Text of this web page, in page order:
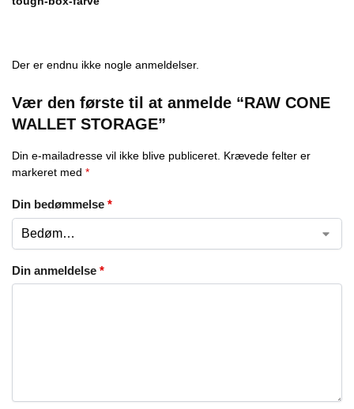
Der er endnu ikke nogle anmeldelser.
Vær den første til at anmelde “RAW CONE
WALLET STORAGE”
Din e-mailadresse vil ikke blive publiceret. Krævede felter er
markeret med *
Din bedømmelse *
Din anmeldelse *